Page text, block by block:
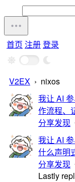
首页 注册登录
V2EX › nixos
我让 AI
作流程、
分享发现
我让 AI
什么声明
分享发现
Lastly